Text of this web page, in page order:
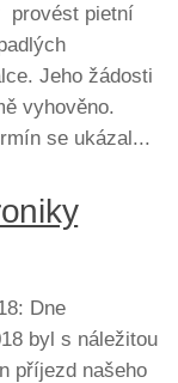
provést pietní
Jeho žádosti
vyhověno.
se ukázal...
Dne
byl s náležitou
příjezd našeho